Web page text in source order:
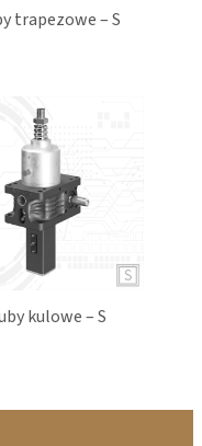
z
trapezowe – S
kulowe – S